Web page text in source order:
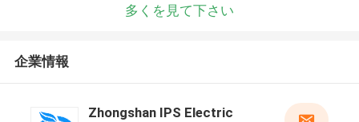
多くを見て下さい
企業情報
Zhongshan IPS Electric